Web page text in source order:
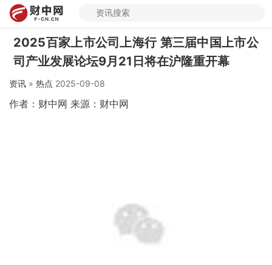
2025百家上市公司上海行 第三届中国上市公
司产业发展论坛9月21日将在沪隆重开幕
资讯 » 热点 2025-09-08
作者：财中网 来源：财中网